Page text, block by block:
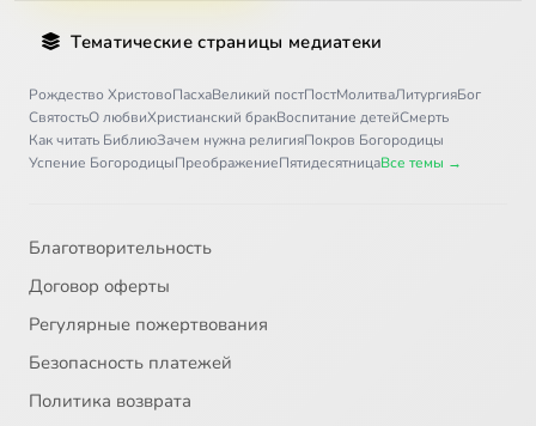
Тематические страницы медиатеки
Рождество ХристовоПасхаВеликий постПостМолитваЛитургияБог
СвятостьО любвиХристианский бракВоспитание детейСмерть
Как читать БиблиюЗачем нужна религияПокров Богородицы
Успение БогородицыПреображениеПятидесятницаВсе темы →
Благотворительность
Договор оферты
Регулярные пожертвования
Безопасность платежей
Политика возврата